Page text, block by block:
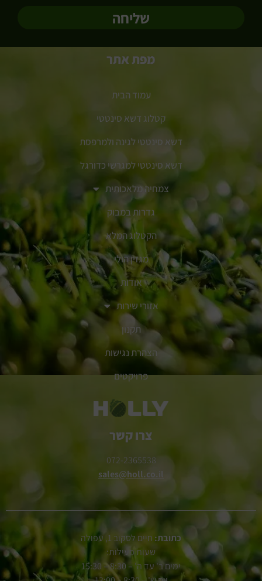
שליחה
מפת אתר
עמוד הבית
קטלוג דשא סינטטי
דשא סינטטי לגינה ולמרפסת
דשא סינטטי למגרשי כדורגל
צמחיה מלאכותית
גדרות במבוק
הקטלוג המלא
מגזין הולי
אודות
אזורי שירות
תקנון
הצהרת נגישות
פרויקטים
צרו קשר
072-2365538
sales@holl.co.il
כתובת: חיים לסקוב 1, עפולה
שעות פעילות:
ימים ב' עד ה' – 8:30 – 15:30